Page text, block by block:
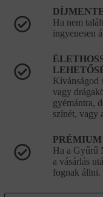
Ha nem
ingyenesen
Kívánságod
vagy
gyémántra,
színét, vagy
PRÉMIUM
Ha a Gyűrű
a vásárlás
fognak állni.